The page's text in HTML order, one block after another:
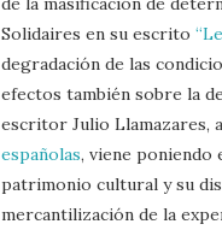
Solidaires en su escrito
degradación de las
efectos también sobre la
escritor Julio Llamazares,
españolas, viene poniendo
patrimonio cultural y su
mercantilización de la